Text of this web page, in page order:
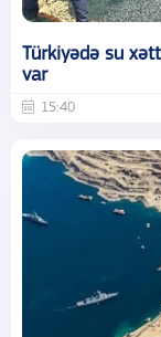
Türkiyədə su
var
15:40